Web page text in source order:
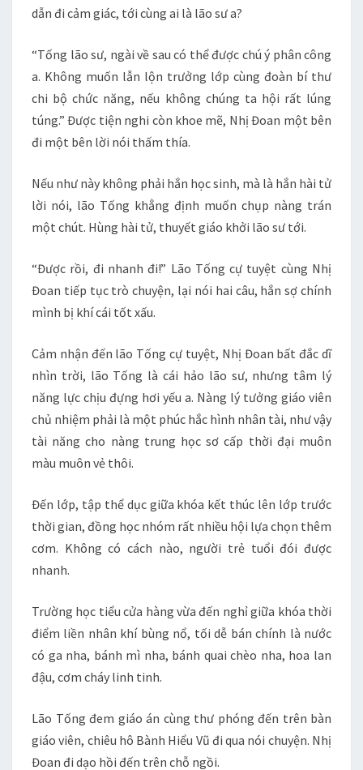
dẫn đi cảm giác, tới cùng ai là lão sư a?
“Tống lão sư, ngài về sau có thể được chú ý phân công
a. Không muốn lẫn lộn trưởng lớp cùng đoàn bí thư
chi bộ chức năng, nếu không chúng ta hội rất lúng
túng.” Được tiện nghi còn khoe mẽ, Nhị Đoan một bên
đi một bên lời nói thấm thía.
Nếu như này không phải hắn học sinh, mà là hắn hài tử
lời nói, lão Tống khẳng định muốn chụp nàng trán
một chút. Hùng hài tử, thuyết giáo khởi lão sư tới.
“Được rồi, đi nhanh đi!” Lão Tống cự tuyệt cùng Nhị
Đoan tiếp tục trò chuyện, lại nói hai câu, hắn sợ chính
mình bị khí cái tốt xấu.
Cảm nhận đến lão Tống cự tuyệt, Nhị Đoan bất đắc dĩ
nhìn trời, lão Tống là cái hảo lão sư, nhưng tâm lý
năng lực chịu đựng hơi yếu a. Nàng lý tưởng giáo viên
chủ nhiệm phải là một phúc hắc hình nhân tài, như vậy
tài năng cho nàng trung học sơ cấp thời đại muôn
màu muôn vẻ thôi.
Đến lớp, tập thể dục giữa khóa kết thúc lên lớp trước
thời gian, đồng học nhóm rất nhiều hội lựa chọn thêm
cơm. Không có cách nào, người trẻ tuổi đói được
nhanh.
Trường học tiểu cửa hàng vừa đến nghỉ giữa khóa thời
điểm liền nhân khí bùng nổ, tối dễ bán chính là nước
có ga nha, bánh mì nha, bánh quai chèo nha, hoa lan
đậu, cơm cháy linh tinh.
Lão Tống đem giáo án cùng thư phóng đến trên bàn
giáo viên, chiêu hô Bành Hiểu Vũ đi qua nói chuyện. Nhị
Đoan đi dạo hồi đến trên chỗ ngồi.